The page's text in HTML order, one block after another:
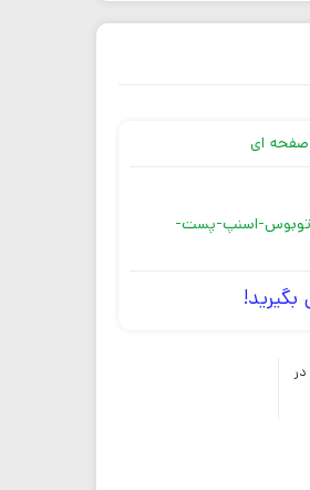
موتور ویبراتور برقی
ویبره
صفحه ای
اتوبوس-اسنپ-پست-